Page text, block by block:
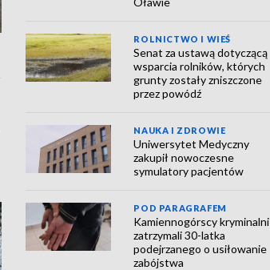
ROLNICTWO I WIEŚ
Senat za ustawą dotyczącą
wsparcia rolników, których
grunty zostały zniszczone
przez powódź
NAUKA I ZDROWIE
Uniwersytet Medyczny
zakupił nowoczesne
symulatory pacjentów
POD PARAGRAFEM
Kamiennogórscy kryminalni
zatrzymali 30-latka
podejrzanego o usiłowanie
zabójstwa